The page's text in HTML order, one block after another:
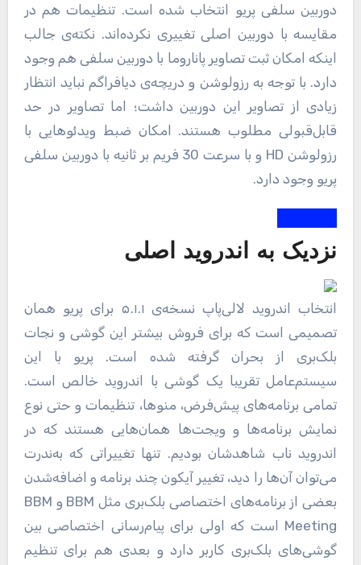
دوربین سلفی پریو انتخاب ‌شده است. تنظیمات هم در
مقایسه با دوربین اصلی تغییری نکرده‌اند. نکته‌ی جالب
اینکه امکان ثبت تصاویر پاناروما با دوربین سلفی هم وجود
دارد. با توجه به رزولوشن و دریچه‌ی دیافراگم نباید انتظار
زیادی از تصاویر این دوربین داشت؛ اما تصاویر در حد
قابل‌قبولی مطلوب هستند. امکان ضبط ویدئو‌هایی با
رزولوشن HD و با سرعت 30 فریم بر ثانیه با دوربین سلفی
پریو وجود دارد.
نزدیک به اندروید اصلی
تصمیمی است که برای فروش بیشتر این گوشی و نجات
بلک‌بری از بحران گرفته‌ شده است. پریو با این
سیستم‌عامل تقریبا یک گوشی با اندروید خالص است.
تمامی برنامه‌های پیش‌فرض، منوها، تنظیمات و حتی نوع
نمایش برنامه‌ها و ویجت‌ها همان‌هایی هستند که در
اندروید ناب شاهدشان بودیم. تنها تغییراتی که به‌ندرت
می‌توان آن‌ها را دید، تغییر آیکون چند برنامه و اضافه‌شدن
بعضی از برنامه‌های اختصاصی بلک‌بری مثل BBM و BBM
Meeting است که اولی برای پیام‌رسانی اختصاصی بین
گوشی‌های بلک‌بری کاربر دارد و بعدی هم برای تنظیم